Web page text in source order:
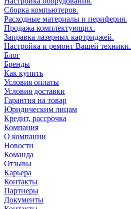
Сборка компьютеров.
Расходные материалы и периферия.
Продажа комплектующих.
Заправка лазерных картриджей.
Настройка и ремонт Вашей техники.
Блог
Бренды
Как купить
Условия оплаты
Условия доставки
Гарантия на товар
Юридическим лицам
Кредит, рассрочка
Компания
О компании
Новости
Команда
Отзывы
Карьера
Контакты
Партнеры
Документы